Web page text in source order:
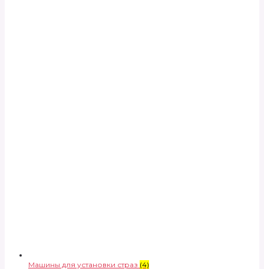
Машины для установки страз (4)